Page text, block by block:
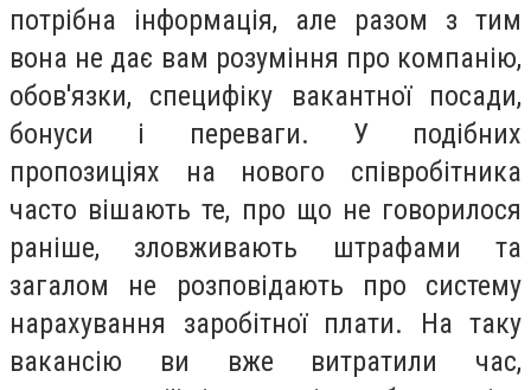
потрібна інформація, але разом з тим
вона не дає вам розуміння про компанію,
обов'язки, специфіку вакантної посади,
бонуси і переваги. У подібних
пропозиціях на нового співробітника
часто вішають те, про що не говорилося
раніше, зловживають штрафами та
загалом не розповідають про систему
нарахування заробітної плати. На таку
вакансію ви вже витратили час,